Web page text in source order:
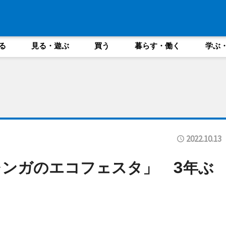
見る・遊ぶ 買う 暮らす・働く 学ぶ
2022.10.13
ンガのエコフェスタ」 3年ぶ